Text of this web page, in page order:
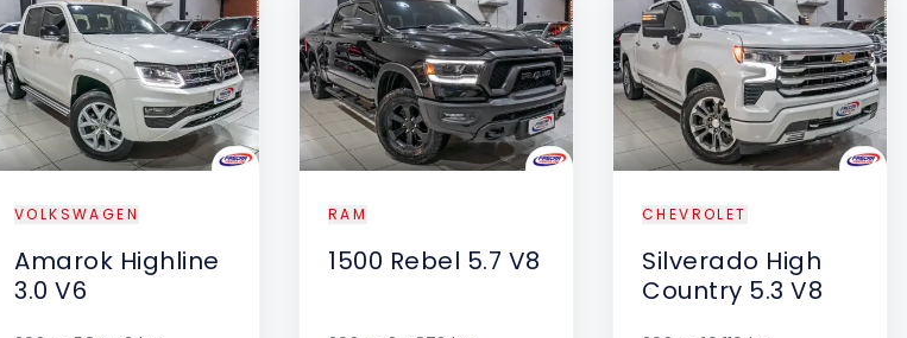
VOLKSWAGEN
Amarok Highline
3.0 V6
RAM
1500 Rebel 5.7 V8
CHEVROLET
Silverado High
Country 5.3 V8